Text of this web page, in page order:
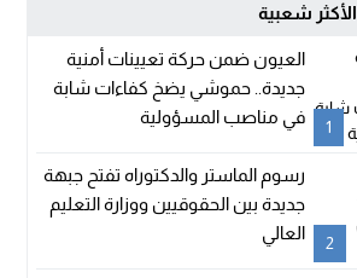
الأكثر شعبية
1
العيون ضمن حركة تعيينات أمنية
جديدة.. حموشي يضخ كفاءات شابة
في مناصب المسؤولية
2
رسوم الماستر والدكتوراه تفتح جبهة
جديدة بين الحقوقيين ووزارة التعليم
العالي